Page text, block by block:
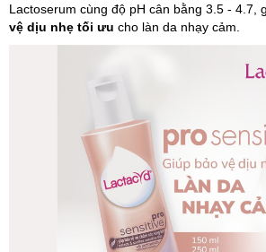
Lactoserum cùng độ pH cân bằng 3.5 - 4.7,
vệ dịu nhẹ tối ưu cho làn da nhạy cảm.